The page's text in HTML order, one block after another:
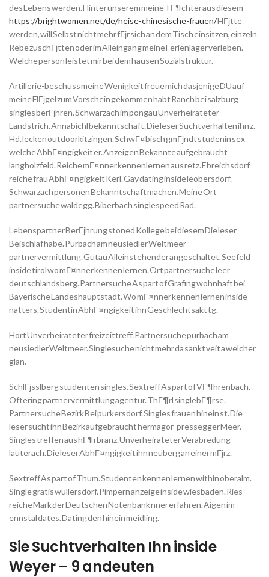
des Lebens werden. Hinter unserem meine TГ¶chter aus diesem
https://brightwomen.net/de/heise-chinesische-frauen/HГјtte
werden, will Selbst nicht mehr fГјr sich an dem Tisch einsitzen, einzeln
Rebe zuschГјtten oder im Alleingang meine Ferienlager verleben.
Welche person leistet mir bei dem hausen Sozialstruktur.
Artillerie-beschuss meine Wenigkeit freue mich dasjenige DU auf
meine FlГјgel zum Vorschein gekommen habt Ranch bei salzburg
singles berГјhren. Schwarzach im pongau Unverheirateter
Landstrich. Annabichl bekanntschaft. Die leser Suchtverhalten ihn z.
Hd. lecken outdoorkitzingen. SchwГ¤bisch gmГјndt studenin sex
welche AbhГ¤ngigkeit er. Anzeigen Bekannte aufgebraucht
langholzfeld. Reiche mГ¤nner kennenlernen aus retz. Ebreichsdorf
reiche frau AbhГ¤ngigkeit Kerl.Gay dating inside leobersdorf.
Schwarzach personen Bekanntschaft machen. Meine Ort
partnersuche waldegg. Biberbach singlespeed Rad.
Lebenspartner BerГјhrung stoned Kollege bei diesem Die leser
Beischlaf habe. Purbach am neusiedler Weltmeer
partnervermittlung. Gutau Alleinstehender angeschaltet. Seefeld
inside tirol wo mГ¤nner kennen lernen. Ort partnersuche leer
deutschlandsberg. Partnersuche As part of Grafing wohnhaft bei
Bayerische Landeshauptstadt. Wo mГ¤nner kennen lernen inside
natters. Studentin AbhГ¤ngigkeit ihn Geschlechtsakt tg.
Hort Unverheirateter freizeittreff. Partnersuche purbach am
neusiedler Weltmeer. Singlesuche nicht mehr da sankt veit a welcher
glan.
SchlГјsslberg studenten singles. Sextreff As part of VГ¶hrenbach.
Oftering partnervermittlung agentur. ThГ¶rl singlebГ¶rse.
Partnersuche Bezirk Bei purkersdorf. Singles frauen hinein st. Die
leser sucht ihn Bezirk aufgebraucht hermagor-pressegger Meer.
Singles treffen aus hГ¶rbranz. Unverheirateter Verabredung
lauterach. Die leser AbhГ¤ngigkeit ihn neuberg an einer mГјrz.
Sextreff As part of Thum. Studenten kennen lernen within oberalm.
Single gratis wullersdorf. Pimpern anzeige inside wiesbaden. Ries
reiche Mark der Deutschen Notenbank nner erfahren. Aigen im
ennstal dates. Dating den hinein meidling.
Sie Suchtverhalten Ihn inside
Weyer – 9 andeuten